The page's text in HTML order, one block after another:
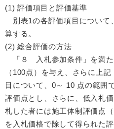
(1) 評価項目と評価基準
別表1の各評価項目について
算する。
(2) 総合評価の方法
「８ 入札参加条件」を満た
（100点）を与え、さらに上
目について、0～ 10 点の範囲
評価点とし、さらに、低入札
札した者には施工体制評価点
を入札価格で除して得られた